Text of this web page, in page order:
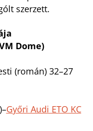
szerzett.
Dome)
(román) 32–27
Győri Audi ETO KC